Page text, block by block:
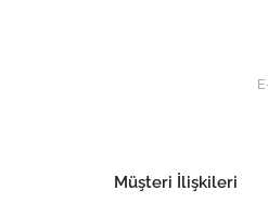
Müşteri İlişkileri